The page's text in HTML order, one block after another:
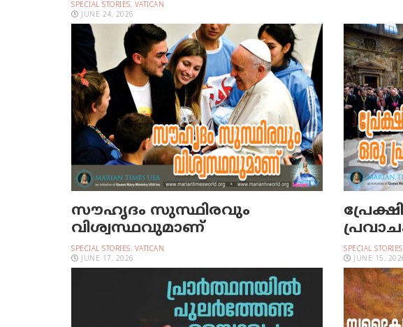
SPECIAL STORIES, VATICAN
JUNE 24, 2026
സൗഹൃദം സുസ്ഥിരവും
വിശ്വസ്ഥവുമാണ്
SPECIAL STORIES, VATICAN
JUNE 17, 2026
SPECIAL STORIES
JUNE 15,